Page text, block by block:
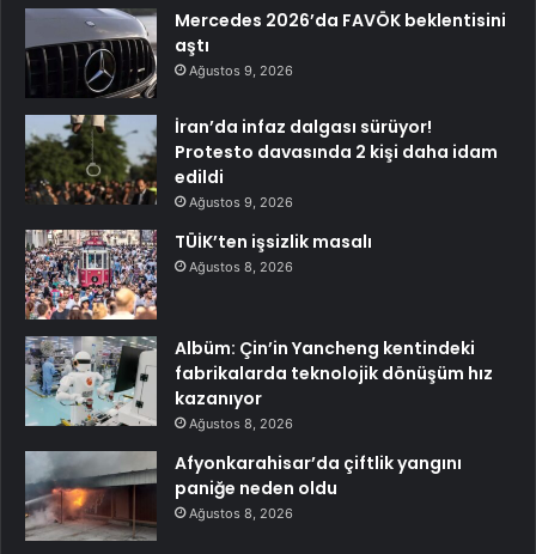
Mercedes 2026’da FAVÖK beklentisini
aştı
Ağustos 9, 2026
İran’da infaz dalgası sürüyor!
Protesto davasında 2 kişi daha idam
edildi
Ağustos 9, 2026
TÜİK’ten işsizlik masalı
Ağustos 8, 2026
Albüm: Çin’in Yancheng kentindeki
fabrikalarda teknolojik dönüşüm hız
kazanıyor
Ağustos 8, 2026
Afyonkarahisar’da çiftlik yangını
paniğe neden oldu
Ağustos 8, 2026